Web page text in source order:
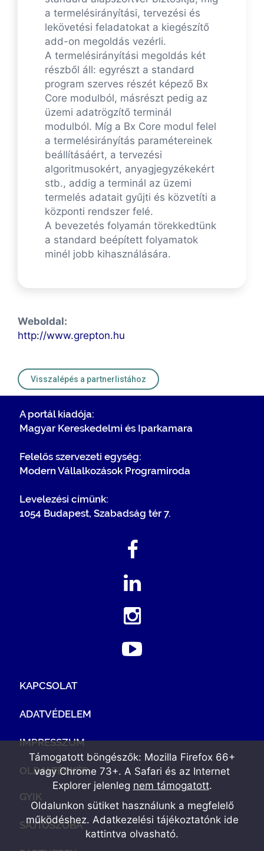
a termelésirányítási, tervezési és
lekövetési feladatokat a kiegészítő
add-on megoldás vezérli.
A termelésirányítási megoldás két
részből áll: egyrészt a standard
program szerves részét képező Bx
Core modulból, másrészt pedig az
üzemi adatrögzítő terminál
modulból. Míg a Bx Core modul felel
a termelésirányítás paramétereinek
beállításáért, a tervezési
algoritmusokért, anyagjegyzékekért
stb., addig a terminál az üzemi
termelés adatait gyűjti és közvetíti a
központi rendszer felé.
A bevezetés folyamán törekkedtünk
a standard beépített folyamatok
minél jobb kihasználására.
Weboldal:
http://www.grepton.hu
Visszalépés a partnerlistához
A portál kiadója:
Magyar Kereskedelmi és Iparkamara
Felelős szervezeti egység:
Modern Vállalkozások Programiroda
Levelezési címünk:
1054 Budapest, Szabadság tér 7.
KAPCSOLAT
ADATVÉDELEM
IMPRESSZUM
OLDALTÉRKÉP
GYIK
SAJTÓSZOBA
Támogatott böngészők: Mozilla Firefox 66+
vagy Chrome 73+. A Safari és az Internet
Explorer jelenleg nem támogatott.
Oldalunkon sütiket használunk a megfelelő
működéshez. Adatkezelési tájékoztatónk ide
kattintva olvasható.